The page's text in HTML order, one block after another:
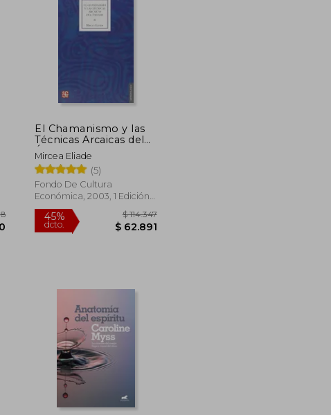
$ 47.970
El Chamanismo y las
Técnicas Arcaicas del
Éxtasis
Mircea Eliade
(5)
Fondo De Cultura
Económica, 2003, 1 Edición,
Tapa Blanda, Nuevo
45%
dcto.